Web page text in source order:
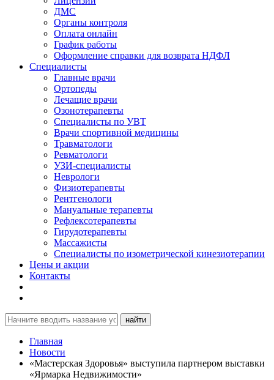
ДМС
Органы контроля
Оплата онлайн
График работы
Оформление справки для возврата НДФЛ
Специалисты
Главные врачи
Ортопеды
Лечащие врачи
Озонотерапевты
Специалисты по УВТ
Врачи спортивной медицины
Травматологи
Ревматологи
УЗИ-специалисты
Неврологи
Физиотерапевты
Рентгенологи
Мануальные терапевты
Рефлексотерапевты
Гирудотерапевты
Массажисты
Специалисты по изометрической кинезиотерапии
Цены и акции
Контакты
найти
Главная
Новости
«Мастерская Здоровья» выступила партнером выставки
«Ярмарка Недвижимости»